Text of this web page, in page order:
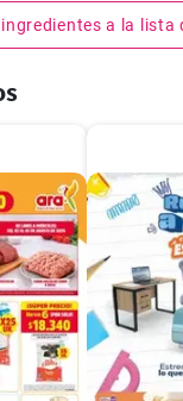
a la lista